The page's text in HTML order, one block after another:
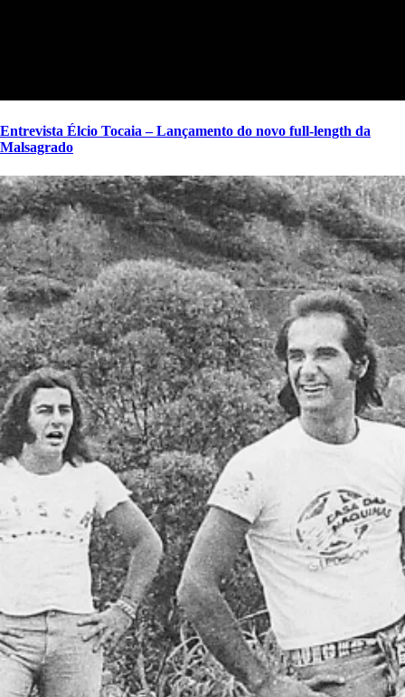
Entrevista Élcio Tocaia – Lançamento do novo full-length da
Malsagrado